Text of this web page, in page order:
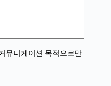
뮤니케이션 목적으로만